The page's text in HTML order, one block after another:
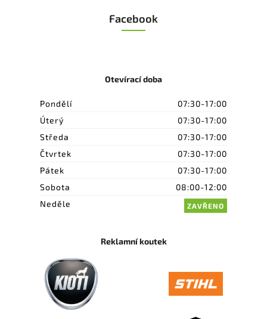
Facebook
Otevírací doba
Pondělí
07:30-17:00
Úterý
07:30-17:00
Středa
07:30-17:00
Čtvrtek
07:30-17:00
Pátek
07:30-17:00
Sobota
08:00-12:00
Neděle
ZAVŘENO
Reklamní koutek